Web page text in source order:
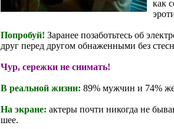
как
Попробуй! Заранее позаботьтесь об
друг перед другом обнаженными без
Чур, сережки не снимать!
В реальной жизни: 89% мужчин и 74%
На экране: актеры почти никогда не
шее.